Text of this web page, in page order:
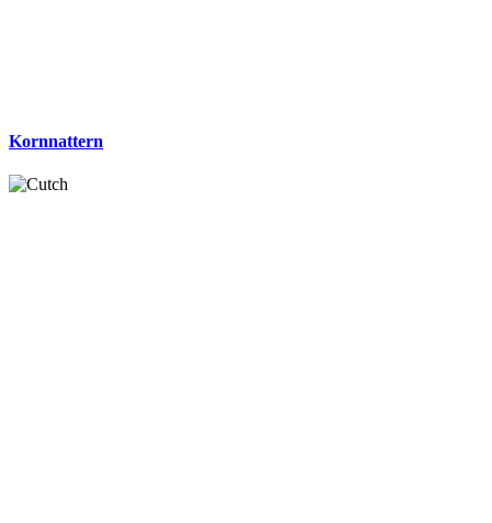
Kornnattern